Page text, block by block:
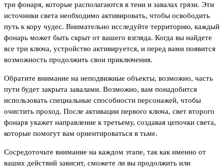
три фонаря, которые располагаются в тени и завалах грязи. Эти
источники света необходимо активировать, чтобы освободить
путь к кору чудес. Внимательно исследуйте территорию, каждый
фонарь может быть скрыт от вашего взгляда. Когда вы найдете
все три ключа, устройство активируется, и перед вами появится
возможность продолжить свои приключения.
Обратите внимание на неподвижные объекты, возможно, часть
пути будет закрыта завалами. Возможно, вам понадобится
использовать специальные способности персонажей, чтобы
очистить проход. После активации первого ключа, свет второго
фонаря укажет направление к третьему, создавая цепочки света,
которые помогут вам ориентироваться в тьме.
Сосредоточьте внимание на каждом этапе, так как именно от
ваших действий зависит, сможете ли вы продолжить или